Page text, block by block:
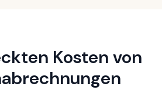
Kosten von